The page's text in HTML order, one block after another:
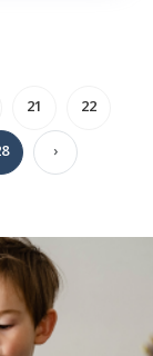
21 22
›